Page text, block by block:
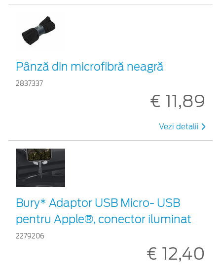
Pânză din microfibră neagră
2837337
€ 11,89
Vezi detalii
Bury* Adaptor USB Micro- USB
pentru Apple®, conector iluminat
2279206
€ 12,40